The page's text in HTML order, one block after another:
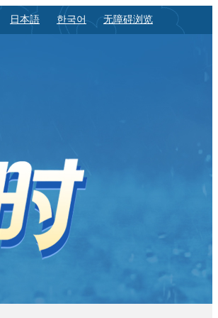
日本語 한국어 无障碍浏览